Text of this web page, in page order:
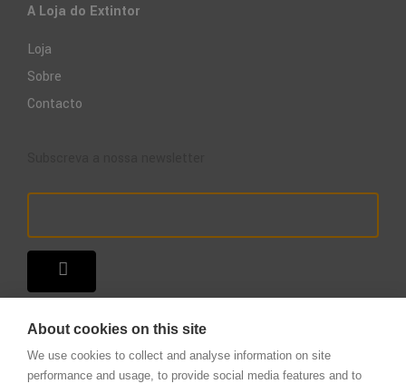
A Loja do Extintor
Loja
Sobre
Contacto
About cookies on this site
We use cookies to collect and analyse information on site
performance and usage, to provide social media features and to